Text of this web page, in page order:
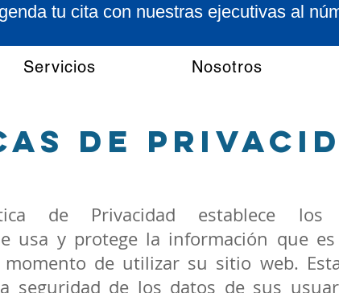
tu cita con nuestras ejecutivas al
Servicios Nosotros
de
de Privacidad establece
usa y protege la información que
de utilizar su sitio web.
seguridad de los datos de sus